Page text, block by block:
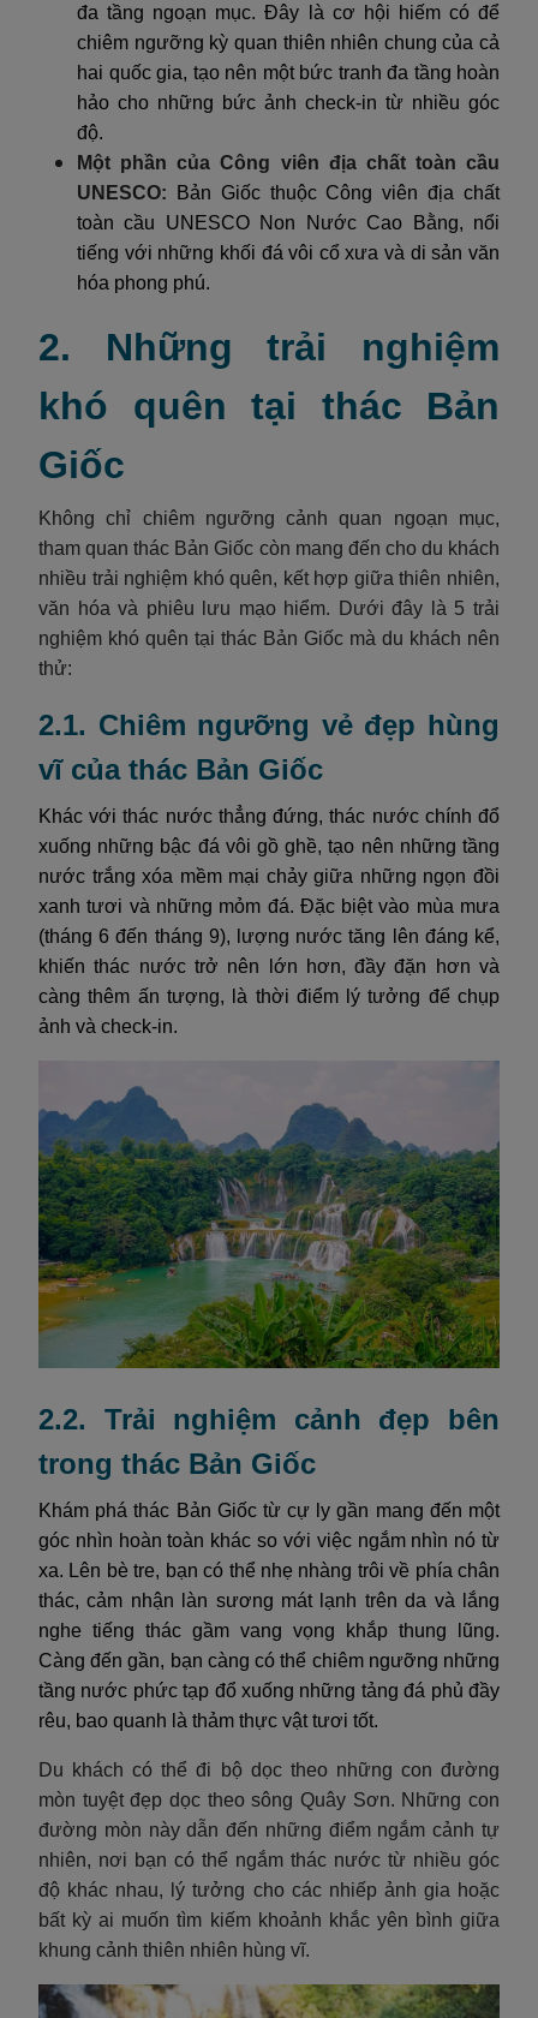
đa tầng ngoạn mục. Đây là cơ hội hiếm có để
chiêm ngưỡng kỳ quan thiên nhiên chung của cả
hai quốc gia, tạo nên một bức tranh đa tầng hoàn
hảo cho những bức ảnh check-in từ nhiều góc
độ.
Một phần của Công viên địa chất toàn cầu
UNESCO:
Bản Giốc thuộc Công viên địa chất
toàn cầu UNESCO Non Nước Cao Bằng, nổi
tiếng với những khối đá vôi cổ xưa và di sản văn
hóa phong phú.
2. Những trải nghiệm
khó quên tại thác Bản
Giốc
Không chỉ chiêm ngưỡng cảnh quan ngoạn mục,
tham quan thác Bản Giốc còn mang đến cho du khách
nhiều trải nghiệm khó quên, kết hợp giữa thiên nhiên,
văn hóa và phiêu lưu mạo hiểm. Dưới đây là 5 trải
nghiệm khó quên tại thác Bản Giốc mà du khách nên
thử:
2.1. Chiêm ngưỡng vẻ đẹp hùng
vĩ của thác Bản Giốc
Khác với thác nước thẳng đứng, thác nước chính đổ
xuống những bậc đá vôi gồ ghề, tạo nên những tầng
nước trắng xóa mềm mại chảy giữa những ngọn đồi
xanh tươi và những mỏm đá. Đặc biệt vào mùa mưa
(tháng 6 đến tháng 9), lượng nước tăng lên đáng kể,
khiến thác nước trở nên lớn hơn, đầy đặn hơn và
càng thêm ấn tượng, là thời điểm lý tưởng để chụp
ảnh và check-in.
2.2. Trải nghiệm cảnh đẹp bên
trong thác Bản Giốc
Khám phá thác Bản Giốc từ cự ly gần mang đến một
góc nhìn hoàn toàn khác so với việc ngắm nhìn nó từ
xa. Lên bè tre, bạn có thể nhẹ nhàng trôi về phía chân
thác, cảm nhận làn sương mát lạnh trên da và lắng
nghe tiếng thác gầm vang vọng khắp thung lũng.
Càng đến gần, bạn càng có thể chiêm ngưỡng những
tầng nước phức tạp đổ xuống những tảng đá phủ đầy
rêu, bao quanh là thảm thực vật tươi tốt.
Du khách có thể đi bộ dọc theo những con đường
mòn tuyệt đẹp dọc theo sông Quây Sơn. Những con
đường mòn này dẫn đến những điểm ngắm cảnh tự
nhiên, nơi bạn có thể ngắm thác nước từ nhiều góc
độ khác nhau, lý tưởng cho các nhiếp ảnh gia hoặc
bất kỳ ai muốn tìm kiếm khoảnh khắc yên bình giữa
khung cảnh thiên nhiên hùng vĩ.